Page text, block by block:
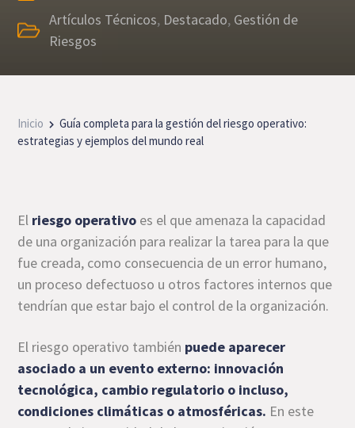
Artículos Técnicos, Destacado, Gestión de
Riesgos
Inicio
Guía completa para la gestión del riesgo operativo:
estrategias y ejemplos del mundo real
El riesgo operativo es el que amenaza la capacidad
de una organización para realizar la tarea para la que
fue creada, como consecuencia de un error humano,
un proceso defectuoso u otros factores internos que
tendrían que estar bajo el control de la organización.
El riesgo operativo también puede aparecer
asociado a un evento externo: innovación
tecnológica, cambio regulatorio o incluso,
condiciones climáticas o atmosféricas. En este